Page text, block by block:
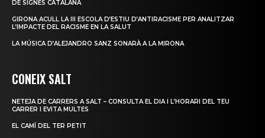
DE SIGNES CATALANA
GIRONA ACULL LA III ESCOLA D’ESTIU D’ANTIRACISME PER ANALITZAR
L’IMPACTE DEL RACISME EN LA SALUT
LA MÚSICA D’ALEJANDRO SANZ SONARÀ A LA MIRONA
CONEIX SALT
NETEJA DE CARRERS A SALT – CONSULTA EL DIA I L’HORARI DEL TEU
CARRER I EVITA MULTES
EL CAMÍ DEL TER PETIT